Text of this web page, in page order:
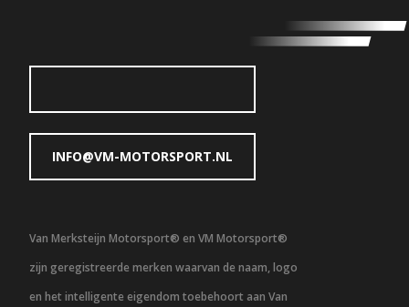
INFO@VM-MOTORSPORT.NL
Van Merksteijn Motorsport® en VM Motorsport®
zijn geregistreerde merken waarvan de naam, logo
en het intelligente eigendom toebehoort aan Van